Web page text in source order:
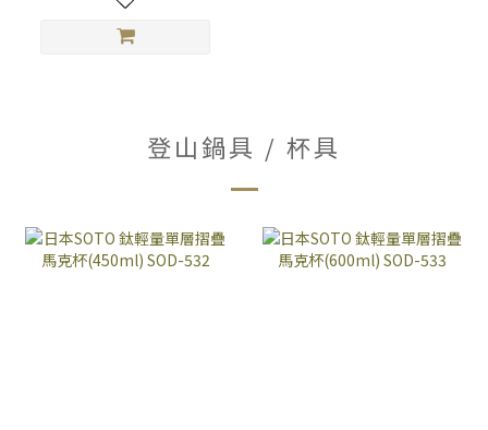
登山鍋具 / 杯具